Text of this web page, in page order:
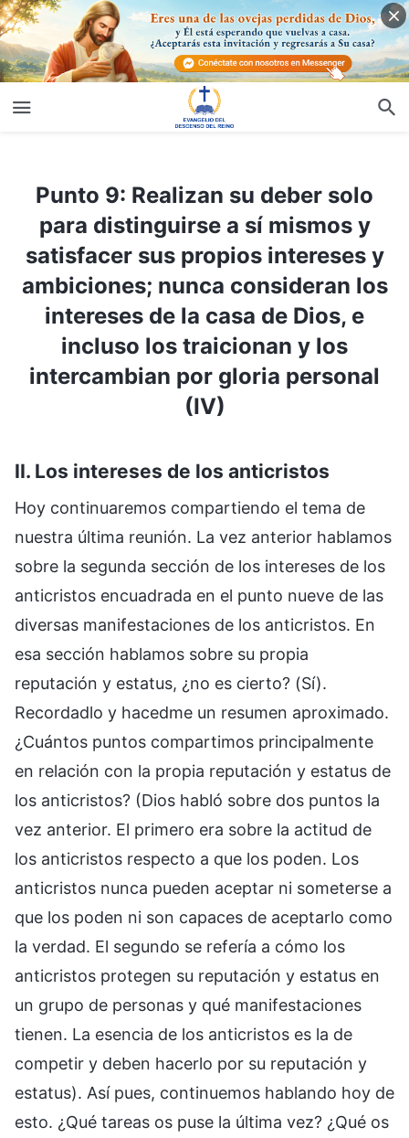
Punto 9: Realizan su deber solo
para distinguirse a sí mismos y
satisfacer sus propios intereses y
ambiciones; nunca consideran los
intereses de la casa de Dios, e
incluso los traicionan y los
intercambian por gloria personal
(IV)
II. Los intereses de los anticristos
Hoy continuaremos compartiendo el tema de
nuestra última reunión. La vez anterior hablamos
sobre la segunda sección de los intereses de los
anticristos encuadrada en el punto nueve de las
diversas manifestaciones de los anticristos. En
esa sección hablamos sobre su propia
reputación y estatus, ¿no es cierto? (Sí).
Recordadlo y hacedme un resumen aproximado.
¿Cuántos puntos compartimos principalmente
en relación con la propia reputación y estatus de
los anticristos? (Dios habló sobre dos puntos la
vez anterior. El primero era sobre la actitud de
los anticristos respecto a que los poden. Los
anticristos nunca pueden aceptar ni someterse a
que los poden ni son capaces de aceptarlo como
la verdad. El segundo se refería a cómo los
anticristos protegen su reputación y estatus en
un grupo de personas y qué manifestaciones
tienen. La esencia de los anticristos es la de
competir y deben hacerlo por su reputación y
estatus). Así pues, continuemos hablando hoy de
esto. ¿Qué tareas os puse la última vez? ¿Qué os